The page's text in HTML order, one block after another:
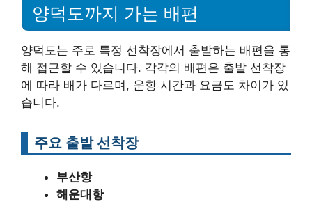
양덕도까지 가는 배편
양덕도는 주로 특정 선착장에서 출발하는 배편을 통
해 접근할 수 있습니다. 각각의 배편은 출발 선착장
에 따라 배가 다르며, 운항 시간과 요금도 차이가 있
습니다.
주요 출발 선착장
부산항
해운대항